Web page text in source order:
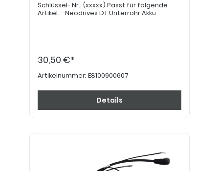
Schlüssel- Nr.: (xxxxx) Passt für folgende
Artikel: - Neodrives DT Unterrohr Akku
30,50 €*
Artikelnummer: E8100900607
Details